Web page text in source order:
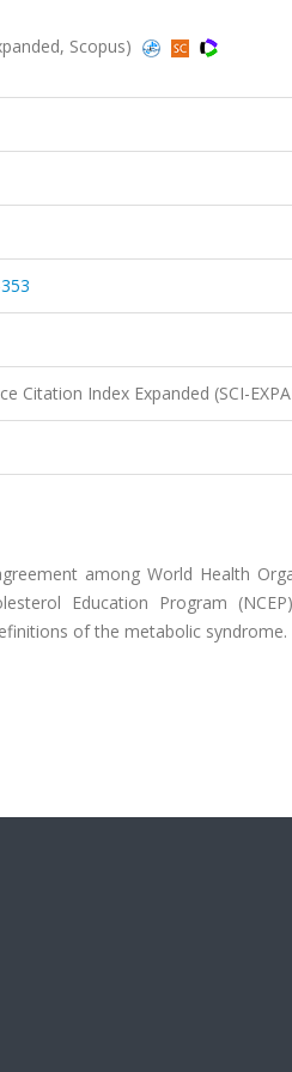
Scopus)
Citation Index Expanded (SCI-
among World Health
Education Program
of the metabolic syndrome.